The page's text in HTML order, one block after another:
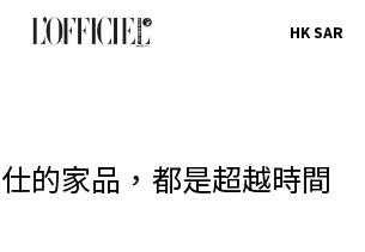
HK SAR
的家品，都是超越時間